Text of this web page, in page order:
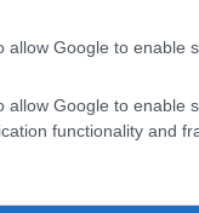
allow Google to enable
allow Google to enable
functionality and